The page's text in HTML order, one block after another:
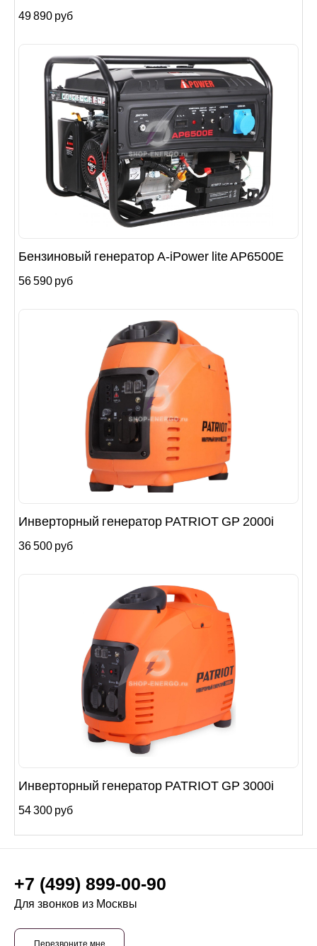
49 890 руб
Бензиновый генератор A-iPower lite AР6500Е
56 590 руб
Инверторный генератор PATRIOT GP 2000i
36 500 руб
Инверторный генератор PATRIOT GP 3000i
54 300 руб
+7 (499) 899-00-90
Для звонков из Москвы